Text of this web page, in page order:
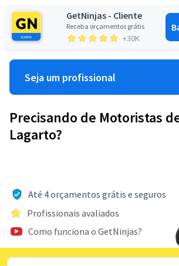
GetNinjas - Cliente
Receba orçamentos grátis
+30K
Seja um profissional
Precisando de Motoristas
Lagarto?
Até 4 orçamentos grátis e seguros
Profissionais avaliados
Como funciona o GetNinjas?